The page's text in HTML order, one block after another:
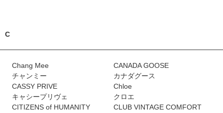
C
Chang Mee
チャンミー
CANADA GOOSE
カナダグース
CASSY PRIVE
キャシープリヴェ
Chloe
クロエ
CITIZENS of HUMANITY
CLUB VINTAGE COMFORT